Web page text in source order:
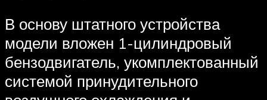
В основу штатного устройства
модели вложен 1-цилиндровый
бензодвигатель, укомплектованный
системой принудительного